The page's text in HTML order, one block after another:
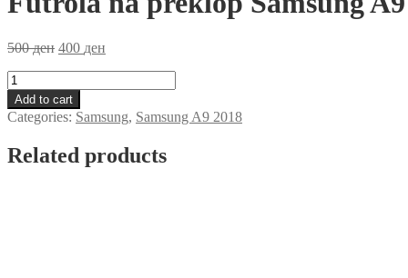
500ден 400 ден
Futrola
na
preklop
Samsung
2018
Add to cart
Categories: Samsung, Samsung A9 2018
Related products